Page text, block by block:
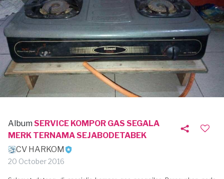
Album SERVICE KOMPOR GAS SEGALA
MERK TERNAMA SEJABODETABEK
CV HARKOM
20 October 2016